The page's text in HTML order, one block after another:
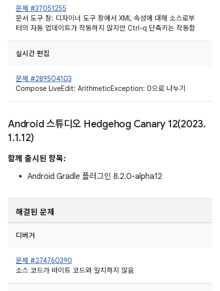
문제 #37051255
문서 도구 창: 디자이너 도구 창에서 XML 속성에 대해 소스로부
터의 자동 업데이트가 작동하지 않지만 Ctrl-q 단축키는 작동함
실시간 편집
문제 #289504103
Compose LiveEdit: ArithmeticException: 0으로 나누기
Android 스튜디오 Hedgehog Canary 12(2023.
1.1.12)
함께 출시된 항목:
Android Gradle 플러그인 8.2.0-alpha12
해결된 문제
디버거
문제 #274760390
소스 코드가 바이트 코드와 일치하지 않음